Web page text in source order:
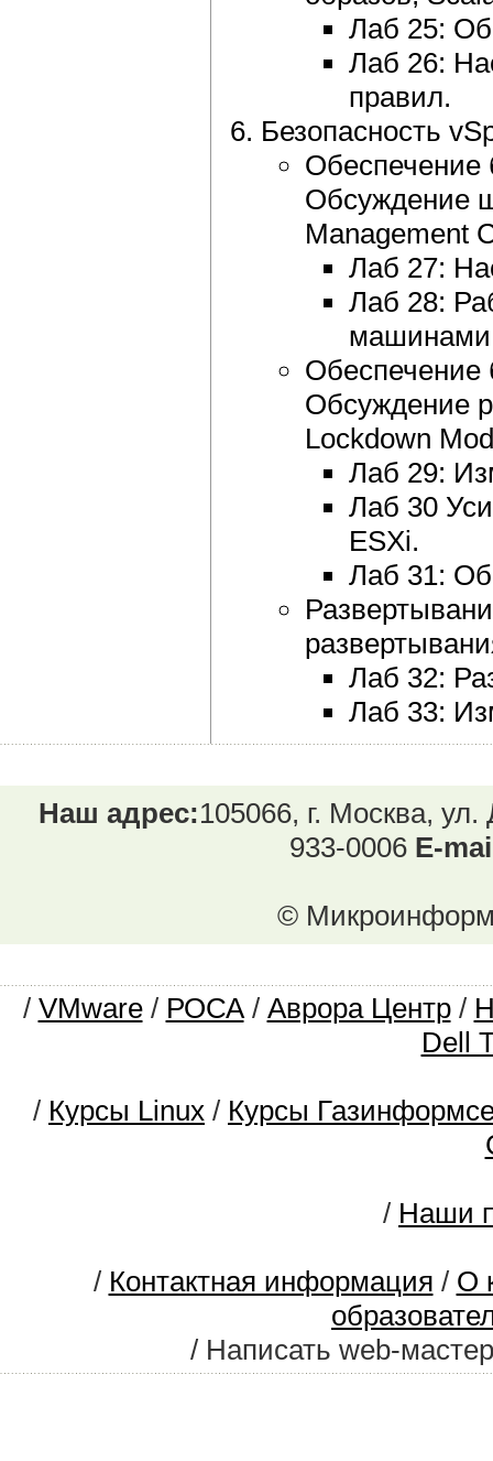
Лаб 25:
Лаб 26:
правил.
Безопасность
Обеспечение
Обсуждение
Management
Лаб 27:
Лаб 28:
Обеспечение
Обсуждение
Lockdown
Лаб 29:
Лаб 30
ESXi.
Лаб 31:
Лаб 32:
Лаб 33:
Наш адрес:105066, г. Москва,
933-0006 E-
©
/ VMware/ РОСА/ Аврора Центр/
Dell
/ Курсы Linux / Курсы
/ Наши
/ Контактная информация / О
/ Написать web-